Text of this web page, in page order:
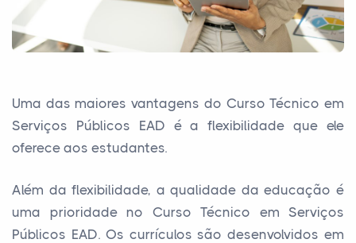
Uma das maiores vantagens do Curso Técnico em
Serviços Públicos EAD é a flexibilidade que ele
oferece aos estudantes.
Além da flexibilidade, a qualidade da educação é
uma prioridade no Curso Técnico em Serviços
Públicos EAD. Os currículos são desenvolvidos em